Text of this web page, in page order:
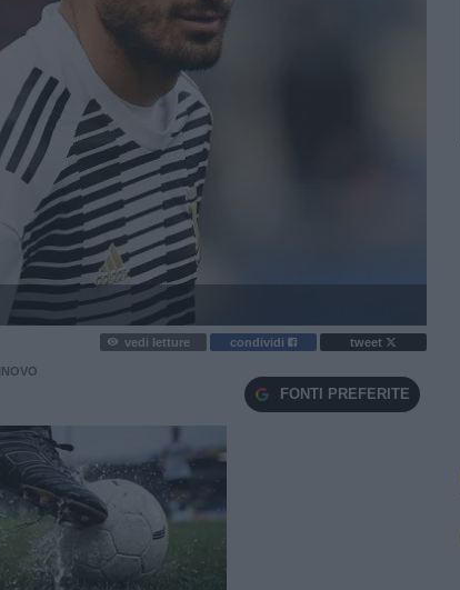
vedi letture condividi tweet
FONTI PREFERITE